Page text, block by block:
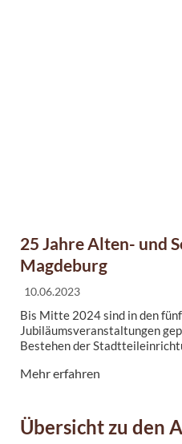
25 Jahre Alten- und
Magdeburg
10.06.2023
Bis Mitte 2024 sind in den
Jubiläumsveranstaltungen
Bestehen der
die Arbeit der ehrenamtlich
Mehr erfahren
Übersicht zu den